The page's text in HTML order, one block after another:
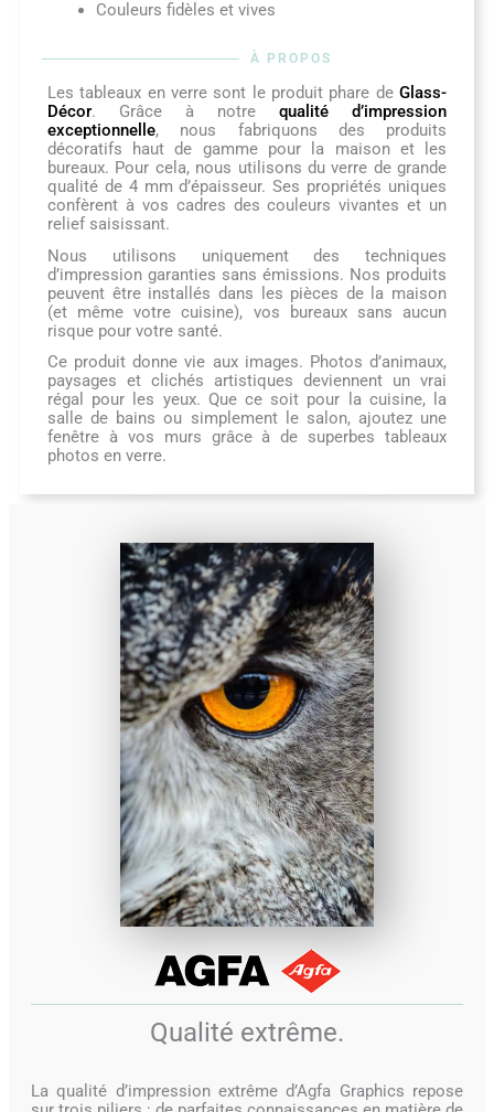
Couleurs fidèles et vives
À PROPOS
Les tableaux en verre sont le produit phare deGlass-
Décor. Grâce à notrequalité d’impression
exceptionnelle, nous fabriquons des produits
décoratifs haut de gamme pour la maison et les
bureaux. Pour cela, nous utilisons du verre de grande
qualité de 4 mm d’épaisseur. Ses propriétés uniques
confèrent à vos cadres des couleurs vivantes et un
relief saisissant.
Nous utilisons uniquement des techniques
d’impression garanties sans émissions. Nos produits
peuvent être installés dans les pièces de la maison
(et même votre cuisine), vos bureaux sans aucun
risque pour votre santé.
Ce produit donne vie aux images. Photos d’animaux,
paysages et clichés artistiques deviennent un vrai
régal pour les yeux. Que ce soit pour la cuisine, la
salle de bains ou simplement le salon, ajoutez une
fenêtre à vos murs grâce à de superbes tableaux
photos en verre.
Qualité extrême.
La qualité d’impression extrême d’Agfa Graphics repose